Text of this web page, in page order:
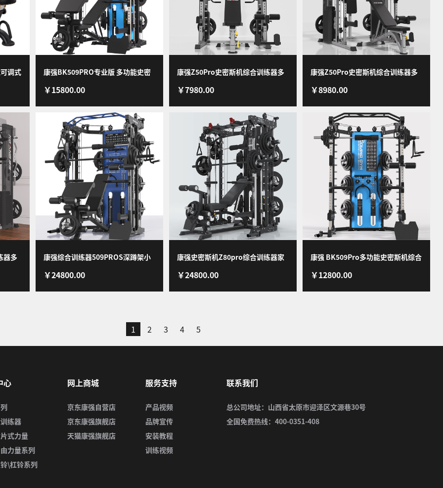
调式
康强BK509PRO专业版 多功能史密
斯机 综合训练器健身器材龙门架举
重床深蹲卧推
￥15800.00
康强Z50Pro史密斯机综合训练器多
功能力量器械家用健身器材深蹲架
Z50Pro推胸夹胸专业版
￥7980.00
康强Z50Pro史密斯机综合训练器多
功能力量器械家用健身器材深蹲架
Z50Pro推胸夹胸-豪华版A套装
￥8980.00
器多
康强综合训练器509PROS深蹲架小
飞鸟私教健身房力量健身器材
￥24800.00
康强史密斯机Z80pro综合训练器家
用商用单位酒店健身房私教力量运动
器 Z80pro豪华版套装
￥24800.00
康强 BK509Pro多功能史密斯机综合
训练器健身器材深蹲卧推杠铃架
509Pro裸机
￥12800.00
1 2 3 4 5
心
练器
式力量
力量系列
\杠铃系列
网上商城
京东康强自营店
京东康强旗舰店
天猫康强旗舰店
服务支持
产品视频
品牌宣传
安装教程
训练视频
联系我们
总公司地址：山西省太原市迎泽区文源巷30号
全国免费热线：400-0351-408